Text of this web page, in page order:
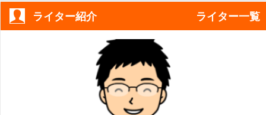
ライター紹介 ライター一覧